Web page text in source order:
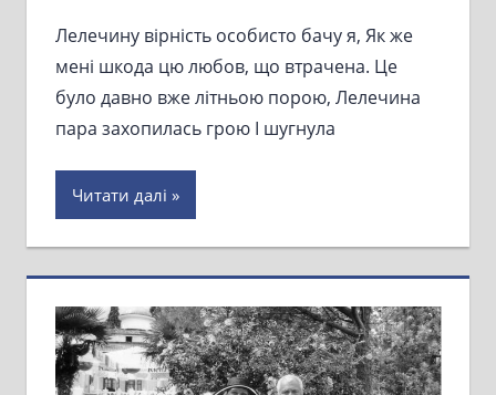
Лелечину вірність особисто бачу я, Як же
мені шкода цю любов, що втрачена. Це
було давно вже літньою порою, Лелечина
пара захопилась грою І шугнула
Читати далі